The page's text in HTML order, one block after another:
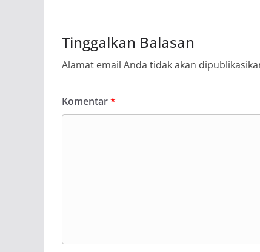
Tinggalkan Balasan
Alamat email Anda tidak akan
Komentar*